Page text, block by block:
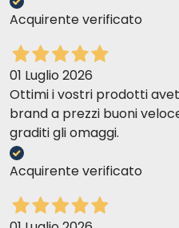
Acquirente verificato
01 Luglio 2026
Ottimi i vostri prodotti
brand a prezzi buoni
graditi gli omaggi.
Acquirente verificato